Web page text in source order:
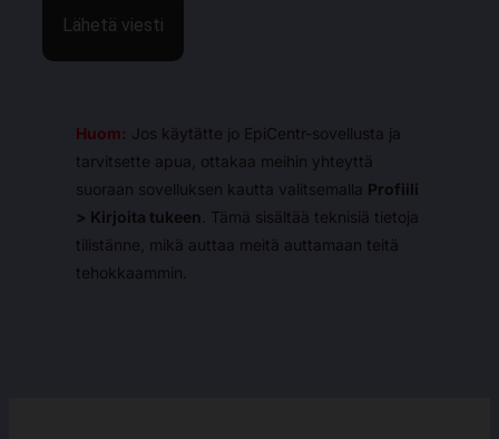
Huom: Jos käytätte jo EpiCentr-sovellusta ja
tarvitsette apua, ottakaa meihin yhteyttä
suoraan sovelluksen kautta valitsemalla Profiili
> Kirjoita tukeen . Tämä sisältää teknisiä tietoja
tilistänne, mikä auttaa meitä auttamaan teitä
tehokkaammin.